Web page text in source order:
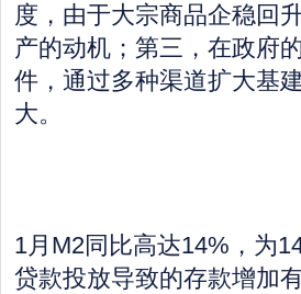
度，由于大宗商品企稳回
产的动机；第三，在政府
件，通过多种渠道扩大基
大。
1月M2同比高达14%，为
贷款投放导致的存款增加